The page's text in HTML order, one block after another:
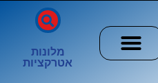
מלונות
אטרקציות